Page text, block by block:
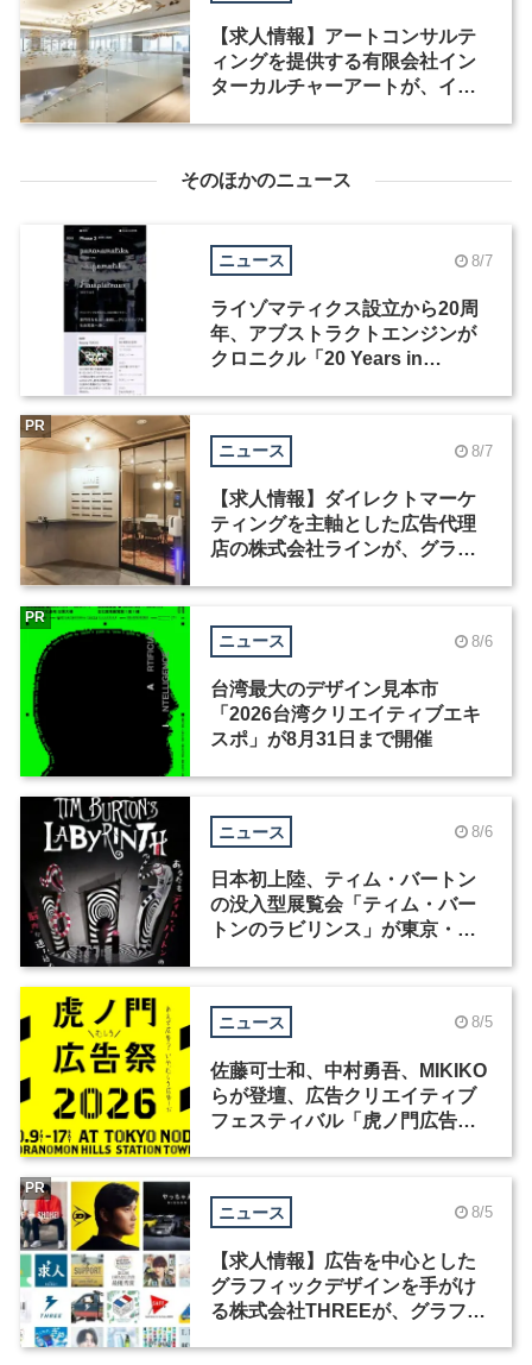
【求人情報】アートコンサルテ
ィングを提供する有限会社イン
ターカルチャーアートが、イン
そのほかのニュース
ニュース 8/7
ライゾマティクス設立から20周
年、アブストラクトエンジンが
クロニクル「20 Years in
ニュース 8/7
【求人情報】ダイレクトマーケ
ティングを主軸とした広告代理
店の株式会社ラインが、グラフ
PR
ニュース 8/6
台湾最大のデザイン見本市
「2026台湾クリエイティブエキ
スポ」が8月31日まで開催
PR
ニュース 8/6
日本初上陸、ティム・バートン
の没入型展覧会「ティム・バー
トンのラビリンス」が東京・豊
ニュース 8/5
佐藤可士和、中村勇吾、MIKIKO
らが登壇、広告クリエイティブ
フェスティバル「虎ノ門広告
ニュース 8/5
【求人情報】広告を中心とした
グラフィックデザインを手がけ
る株式会社THREEが、グラフィ
PR